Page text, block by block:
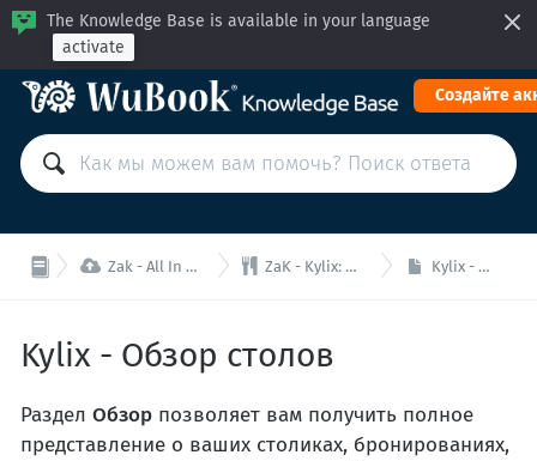
The Knowledge Base is available in your language
activate
Cоздайте
 Zak - All In One (PMS+МБ+МК)  ZaK - Kylix: Модуль ресторана Kylix - Обзор столов
Kylix - Обзор столов
Раздел Обзор позволяет вам получить полное
представление о ваших столиках, бронированиях,